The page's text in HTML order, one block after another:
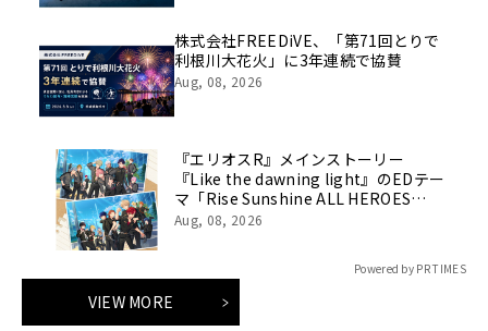
株式会社FREEDiVE、「第71回とりで
利根川大花火」に3年連続で協賛
Aug, 08, 2026
『エリオスR』メインストーリー
『Like the dawning light』のEDテー
マ「Rise Sunshine ALL HEROES
Ver.」がフルサイズ配信決定！
Aug, 08, 2026
Powered by PR TIMES
VIEW MORE